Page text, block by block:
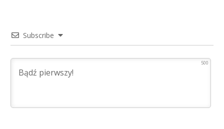
Subscribe
500